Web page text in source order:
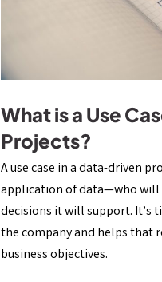
What is a Use
Projects?
A use case in a data-driven
application of data—who will
decisions it will support. It’s
the company and helps that
business objectives.